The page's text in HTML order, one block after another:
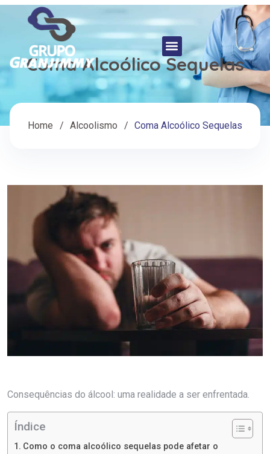
Coma Alcoólico Sequelas
Home Alcoolismo Coma Alcoólico Sequelas
Consequências do álcool: uma realidade a ser enfrentada.
Índice
Como o coma alcoólico sequelas pode afetar o